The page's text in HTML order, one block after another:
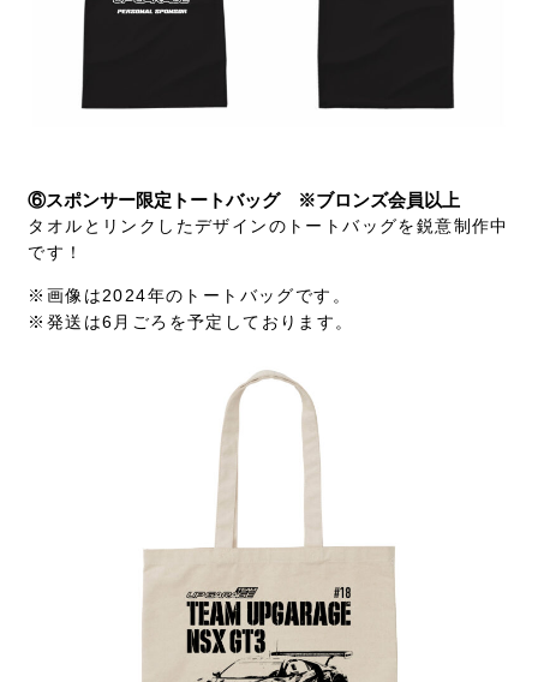
⑥スポンサー限定トートバッグ ※ブロンズ会員以上
タオルとリンクしたデザインのトートバッグを鋭意制作中
です！
※画像は2024年のトートバッグです。
※発送は6月ごろを予定しております。